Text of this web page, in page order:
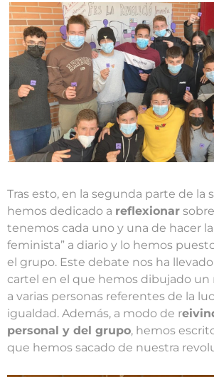
.
Tras esto, en la segunda parte de la
hemos dedicado a reflexionar
tenemos cada uno y una de hacer
feminista” a diario y lo hemos
el grupo. Este debate nos ha
cartel en el que hemos dibujado un
a varias personas referentes de la
igualdad. Además, a modo de r
personal y del grupo, hemos
que hemos sacado de nuestra